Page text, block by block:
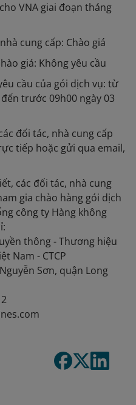
VNA giai đoạn tháng
cung cấp: Chào giá
giá: Không yêu cầu
cầu của gói dịch vụ: từ
trước 09h00 ngày 03
đối tác, nhà cung cấp
tiếp hoặc gửi qua email,
các đối tác, nhà cung
gia chào hàng gói dịch
công ty Hàng không
thông - Thương hiệu
Nam - CTCP
Sơn, quận Long